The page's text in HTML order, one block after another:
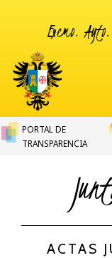
Excmo.
PORTAL DE
TRANSPARENCIA
ACTAS